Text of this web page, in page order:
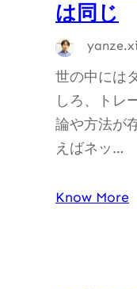
は同じ
世の中には
しろ、トレ
論や方法が
えばネッ…
Know More